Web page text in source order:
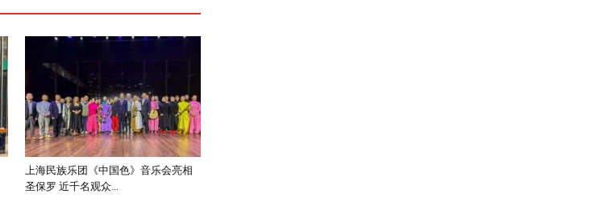
上海民族乐团《中国色》音乐会亮相
圣保罗 近千名观众...